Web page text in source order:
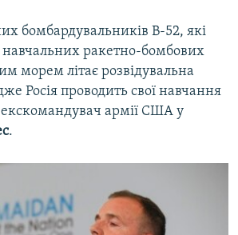
бомбардувальників B-52, які
навчальних ракетно-бомбових
морем літає розвідувальна
Росія проводить свої навчання
армії США у
.